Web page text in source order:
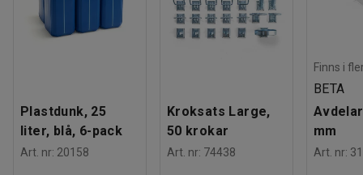
Plastdunk, 25
liter, blå, 6-pack
Art. nr: 20158
Kroksats Large,
50 krokar
Art. nr: 74438
Finns i
BETA
mm
Art. nr: